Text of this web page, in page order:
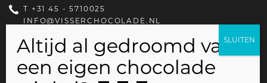
T +31 45 - 5710025
INFO@VISSERCHOCOLADE.NL